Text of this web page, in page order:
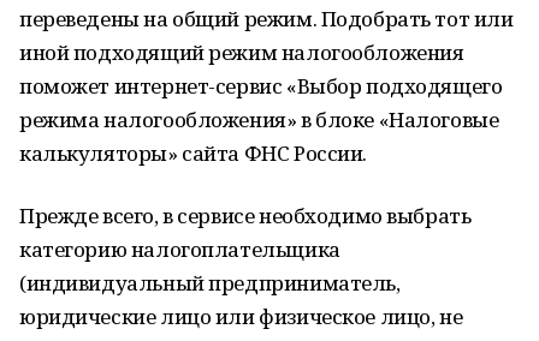
переведены на общий режим. Подобрать тот или
иной подходящий режим налогообложения
поможет интернет-сервис «Выбор подходящего
режима налогообложения» в блоке «Налоговые
калькуляторы» сайта ФНС России.
Прежде всего, в сервисе необходимо выбрать
категорию налогоплательщика
(индивидуальный предприниматель,
юридические лицо или физическое лицо, не